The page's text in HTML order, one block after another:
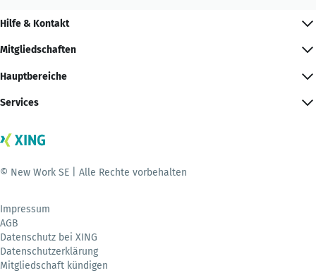
Hilfe & Kontakt
Mitgliedschaften
Hauptbereiche
Services
© New Work SE | Alle Rechte vorbehalten
Impressum
AGB
Datenschutz bei XING
Datenschutzerklärung
Mitgliedschaft kündigen